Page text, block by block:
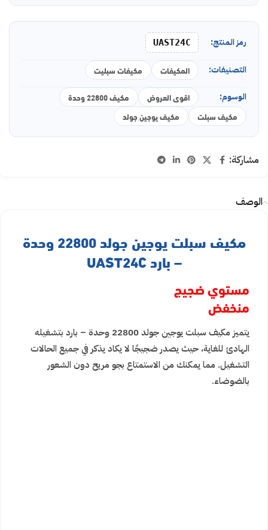
رمز المنتج: UAST24C
التصنيفات: المكيفات مكيفات سبليت
الوسوم: اقوى العروض
مكيف 22800 وحدة
مكيف سبلت
مكيف يوجين جولد
مشاركة:
الوصف
مكيف سبلت يوجين جولد 22800 وحدة
– بارد UAST24C
مستوي ضجيج
منخفض
يتميز مكيف سبلت يوجين جولد 22800 وحدة – بارد بتشغيله
الهادئ للغاية، حيث يصدر ضجيجًا لا يكاد يذكر في جميع الحالات
التشغيل. مما يمكنك من الاستمتاع بجو مريح دون الشعور
بالضوضاء.